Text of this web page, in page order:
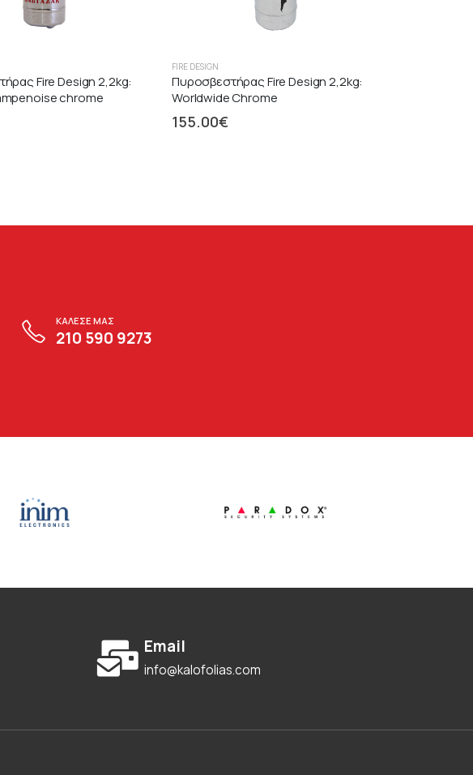
Fire Design 2,2kg:
chrome
FIRE DESIGN
Πυροσβεστήρας Fire Design 2,2kg:
Worldwide Chrome
155.00€
ΚΑΛΕΣΕ ΜΑΣ
210 590 9273
Email
info@kalofolias.com